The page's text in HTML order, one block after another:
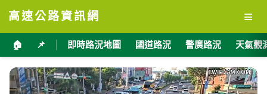
高速公路資訊網 ≡
🏠 📌 即時路況地圖 國道路況 警廣路況 天氣觀